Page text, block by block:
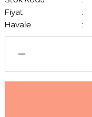
Fiyat
Havale